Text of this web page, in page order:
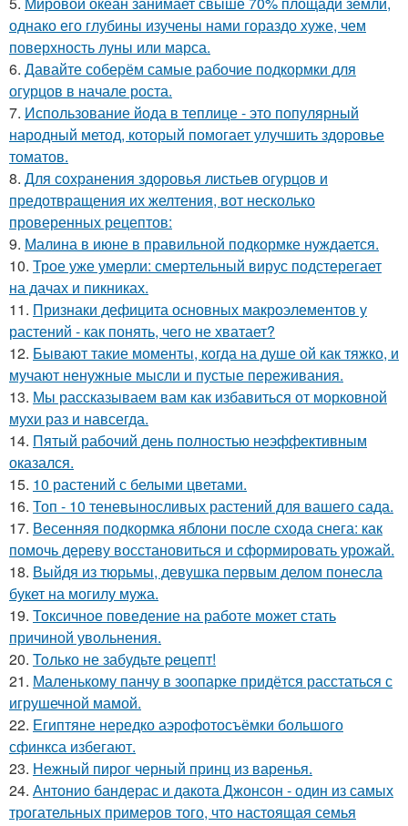
однако его глубины изучены нами гораздо хуже, чем
поверхность луны или марса.
6. Давайте соберём самые рабочие подкормки для
огурцов в начале роста.
7. Использование йода в теплице - это популярный
народный метод, который помогает улучшить здоровье
томатов.
8. Для сохранения здоровья листьев огурцов и
предотвращения их желтения, вот несколько
проверенных рецептов:
9. Малина в июне в правильной подкормке нуждается.
10. Трое уже умерли: смертельный вирус подстерегает
на дачах и пикниках.
11. Признаки дефицита основных макроэлементов у
растений - как понять, чего не хватает?
12. Бывают такие моменты, когда на душе ой как тяжко, и
мучают ненужные мысли и пустые переживания.
13. Мы рассказываем вам как избавиться от морковной
мухи раз и навсегда.
14. Пятый рабочий день полностью неэффективным
оказался.
15. 10 растений с белыми цветами.
16. Топ - 10 теневыносливых растений для вашего сада.
17. Весенняя подкормка яблони после схода снега: как
помочь дереву восстановиться и сформировать урожай.
18. Выйдя из тюрьмы, девушка первым делом понесла
букет на могилу мужа.
19. Токсичное поведение на работе может стать
причиной увольнения.
20. Toлько не забудьте peцепт!
21. Маленькому панчу в зоопарке придётся расстаться с
игрушечной мамой.
22. Египтяне нередко аэрофотосъёмки большого
сфинкса избегают.
23. Нежный пирог черный принц из варенья.
24. Антонио бандерас и дакота Джонсон - один из самых
трогательных примеров того, что настоящая семья